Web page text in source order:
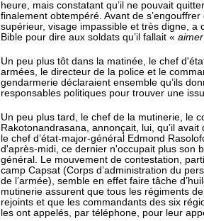
heure, mais constatant qu’il ne pouvait
finalement obtempéré. Avant de s’engouffrer
supérieur, visage impassible et très digne, a
Bible pour dire aux soldats qu’il fallait «
Un peu plus tôt dans la matinée, le chef
armées, le directeur de la police et le
gendarmerie déclaraient ensemble qu’ils
responsables politiques pour trouver une
Un peu plus tard, le chef de la mutinerie, le
Rakotonandrasana, annonçait, lui, qu’il
le chef d’état-major-général Edmond
d'après-midi, ce dernier n'occupait plus son
général. Le mouvement de contestation,
camp Capsat (Corps d’administration du
de l’armée), semble en effet faire tâche
mutinerie assurent que tous les régiments
rejoints et que les commandants des six
les ont appelés, par téléphone, pour leur